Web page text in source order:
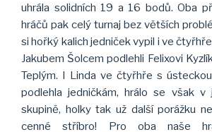
uhrála solidních 19 a 16 bodů. Oba
hráčů pak celý turnaj bez větších
si hořký kalich jedniček vypil i ve
Jakubem Šolcem podlehli Felixovi
Teplým. I Linda ve čtyřhře s
podlehla jedničkám, hrálo se však v
skupině, holky tak už další porážku
cenné stříbro! Pro oba naše